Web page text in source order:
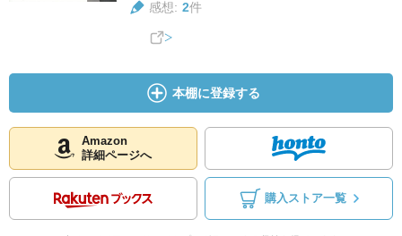
感想: 2件
本棚に登録する
Amazon
詳細ページへ
購入ストア一覧